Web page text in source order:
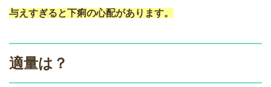
与えすぎると下痢の心配があります。
適量は？